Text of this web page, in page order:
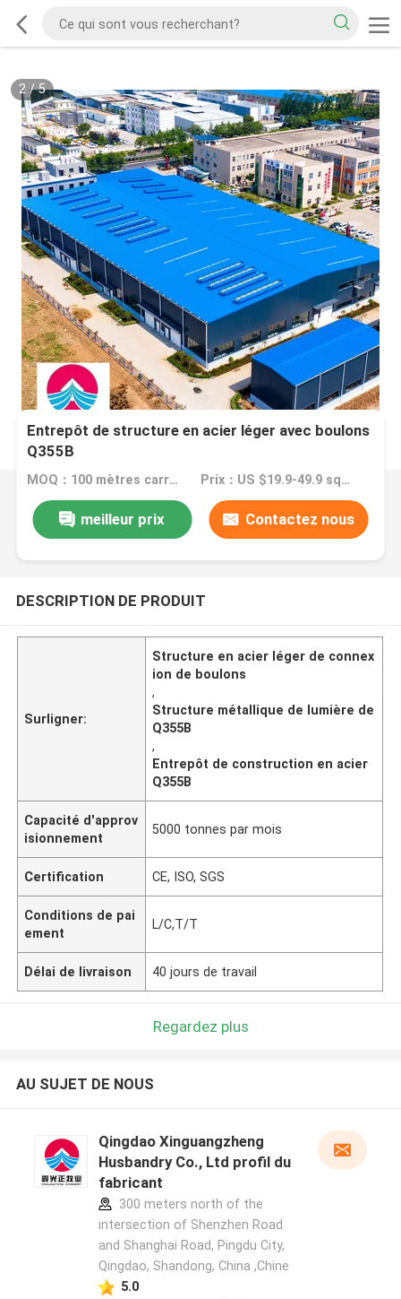
2/5
Entrepôt de structure en acier léger avec boulons
Q355B
MOQ：100 mètres carrés Prix：US $19.9-49.9 square meter
meilleur prix Contactez nous
DESCRIPTION DE PRODUIT
Surligner:
Structure en acier léger de connex
ion de boulons
,
Structure métallique de lumière de
Q355B
,
Entrepôt de construction en acier
Q355B
Capacité d'approv
isionnement
5000 tonnes par mois
Certification CE, ISO, SGS
Conditions de pai
ement
L/C,T/T
Délai de livraison 40 jours de travail
Regardez plus
AU SUJET DE NOUS
Qingdao Xinguangzheng
Husbandry Co., Ltd profil du
fabricant
300 meters north of the
intersection of Shenzhen Road
and Shanghai Road, Pingdu City,
Qingdao, Shandong, China ,Chine
5.0